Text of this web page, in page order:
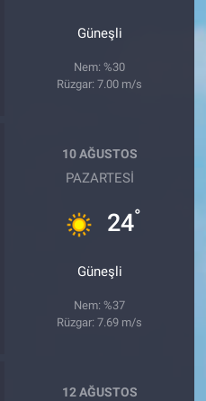
Güneşli
Nem: %30
Rüzgar: 7.00 m/s
10 AĞUSTOS
PAZARTESI
24°
Güneşli
Nem: %37
Rüzgar: 7.69 m/s
12 AĞUSTOS